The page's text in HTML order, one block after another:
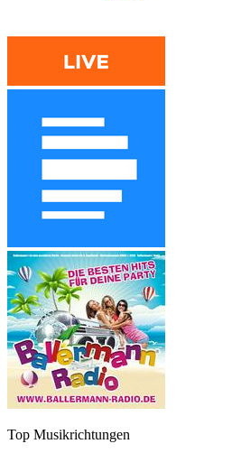
Top Musikrichtungen